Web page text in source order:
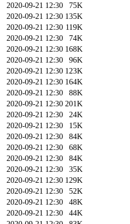
2020-09-21 12:30
75K
2020-09-21 12:30 135K
2020-09-21 12:30 119K
2020-09-21 12:30
74K
2020-09-21 12:30 168K
2020-09-21 12:30
96K
2020-09-21 12:30 123K
2020-09-21 12:30 164K
2020-09-21 12:30
88K
2020-09-21 12:30 201K
2020-09-21 12:30
24K
2020-09-21 12:30
15K
2020-09-21 12:30
84K
2020-09-21 12:30
68K
2020-09-21 12:30
84K
2020-09-21 12:30
35K
2020-09-21 12:30 129K
2020-09-21 12:30
52K
2020-09-21 12:30
48K
2020-09-21 12:30
44K